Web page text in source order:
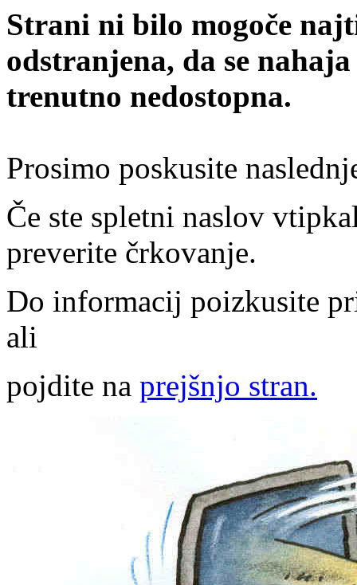
Strani ni bilo mogoče
odstranjena, da se
trenutno nedostopna.
Prosimo poskusite
Če ste spletni naslov
preverite črkovanje.
Do informacij poizkusite
ali
pojdite na prejšnjo stran.